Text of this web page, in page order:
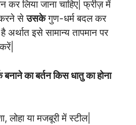
लिया जाना चाहिए| फ्रीज़ में
सेउसकेगुण-धर्म बदल कर
अर्थात इसे सामान्य तापमान पर
का बर्तन किस धातु का होना
लोहा या मजबूरी में स्टील|